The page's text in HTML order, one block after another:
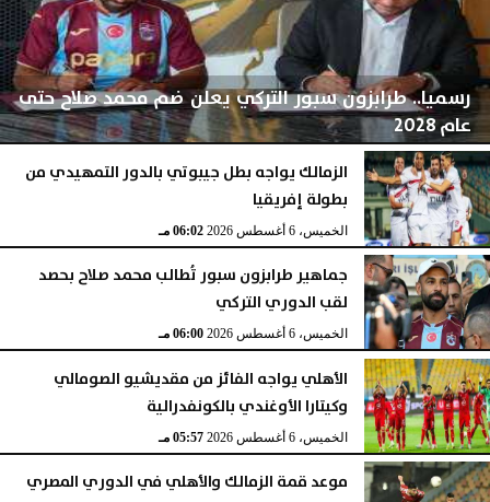
رسميا.. طرابزون سبور التركي يعلن ضم محمد صلاح حتى
عام 2028
الخميس، 6 أغسطس 2026 06:04 مـ
الزمالك يواجه بطل جيبوتي بالدور التمهيدي من
بطولة إفريقيا
الخميس، 6 أغسطس 2026 06:02 مـ
جماهير طرابزون سبور تُطالب محمد صلاح بحصد
لقب الدوري التركي
الخميس، 6 أغسطس 2026 06:00 مـ
الأهلي يواجه الفائز من مقديشيو الصومالي
وكيتارا الأوغندي بالكونفدرالية
الخميس، 6 أغسطس 2026 05:57 مـ
موعد قمة الزمالك والأهلي في الدوري المصري